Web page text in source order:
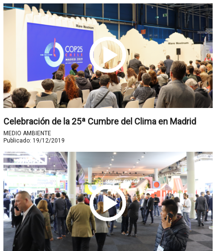
Celebración de la 25ª Cumbre del Clima en Madrid
MEDIO AMBIENTE
Publicado: 19/12/2019